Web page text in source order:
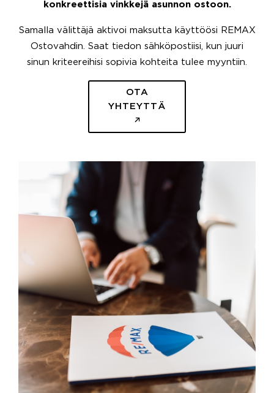
konkreettisia vinkkejä asunnon ostoon.
Samalla välittäjä aktivoi maksutta käyttöösi REMAX
Ostovahdin. Saat tiedon sähköpostiisi, kun juuri
sinun kriteereihisi sopivia kohteita tulee myyntiin.
OTA
YHTEYTTÄ